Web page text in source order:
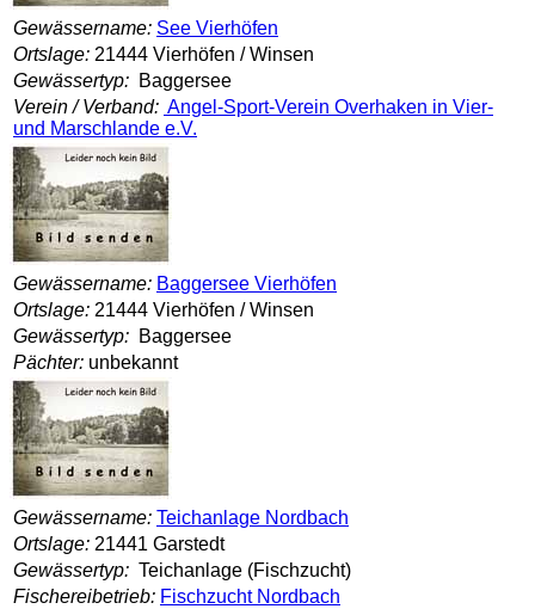
Gewässername: See Vierhöfen
Ortslage: 21444 Vierhöfen / Winsen
Gewässertyp: Baggersee
Verein / Verband: Angel-Sport-Verein Overhaken in Vier-
und Marschlande e.V.
Gewässername: Baggersee Vierhöfen
Ortslage: 21444 Vierhöfen / Winsen
Gewässertyp: Baggersee
Pächter: unbekannt
Gewässername: Teichanlage Nordbach
Ortslage: 21441 Garstedt
Gewässertyp: Teichanlage (Fischzucht)
Fischereibetrieb: Fischzucht Nordbach